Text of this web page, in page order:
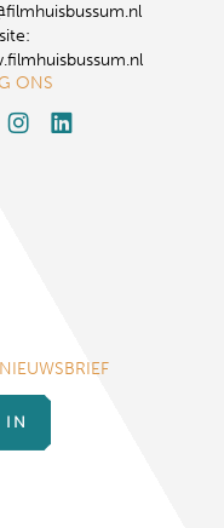
ONS
IN